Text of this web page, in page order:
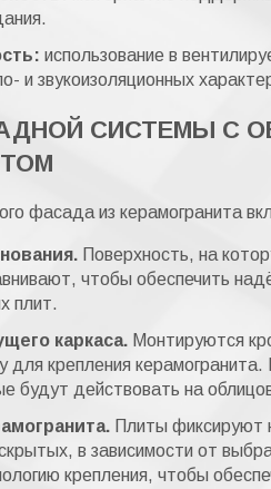
использование в
и звукоизоляционных
СИСТЕМЫ С
фасада из керамогранита
Поверхность, на
чтобы обеспечить
плит.
каркаса. Монтируются
для крепления
будут действовать на
Плиты фиксируют
в зависимости от
крепления, чтобы